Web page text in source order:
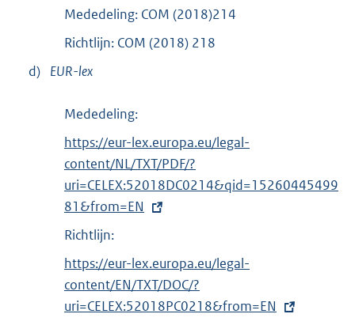
Mededeling: COM (2018)214
Richtlijn: COM (2018) 218
d) EUR-lex
Mededeling:
E
x
t
e
r
e
l
i
https://eur-lex.europa.eu/legal-
content/NL/TXT/PDF/?
uri=CELEX:52018DC0214&qid=15260445499
81&from=EN
Richtlijn:
E
x
t
https://eur-lex.europa.eu/legal-
content/EN/TXT/DOC/?
uri=CELEX:52018PC0218&from=EN